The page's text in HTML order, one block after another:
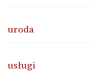
uroda
usługi